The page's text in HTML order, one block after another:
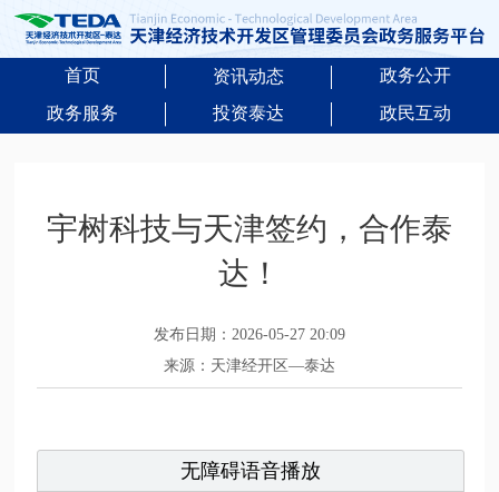
首页 资讯动态
政务公开
政务服务
投资泰达 政民互动
宇树科技与天津签约，合作泰
达！
发布日期：2026-05-27 20:09
来源：天津经开区—泰达
无障碍语音播放